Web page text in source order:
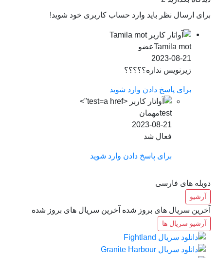
برای ارسال نظر باید وارد حساب کاربری خود شوید!
Tamila motعضو
2023-08-21
زیرنویس نداره؟؟؟؟؟
برای پاسخ دادن وارد شوید
test">
testمهمان
2023-08-21
فعال شد
برای پاسخ دادن وارد شوید
دوبله های فارسی
آرشیو
آخرین سریال های بروز شده آخرین سریال های بروز شده
آرشیو سریال ها